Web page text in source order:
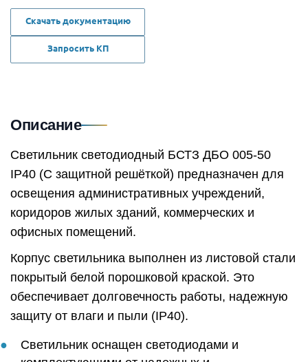
Скачать документацию
Запросить КП
Описание
Светильник светодиодный БСТЗ ДБО 005-50
IP40 (С защитной решёткой) предназначен для
освещения административных учреждений,
коридоров жилых зданий, коммерческих и
офисных помещений.
Корпус светильника выполнен из листовой стали
покрытый белой порошковой краской. Это
обеспечивает долговечность работы, надежную
защиту от влаги и пыли (IP40).
Светильник оснащен светодиодами и